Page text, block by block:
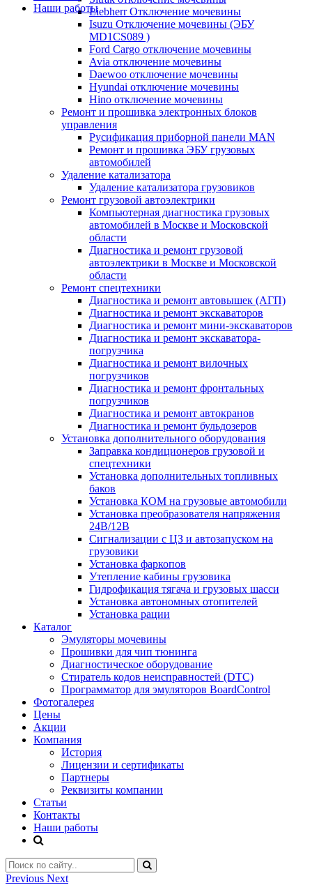
Наши работыLiebherr Отключение мочевины
Isuzu Отключение мочевины (ЭБУ
MD1CS089 )
Ford Cargo отключение мочевины
Avia отключение мочевины
Daewoo отключение мочевины
Hyundai отключение мочевины
Hino отключение мочевины
Ремонт и прошивка электронных блоков
управления
Русификация приборной панели MAN
Ремонт и прошивка ЭБУ грузовых
автомобилей
Удаление катализатора
Удаление катализатора грузовиков
Ремонт грузовой автоэлектрики
Компьютерная диагностика грузовых
автомобилей в Москве и Московской
области
Диагностика и ремонт грузовой
автоэлектрики в Москве и Московской
области
Ремонт спецтехники
Диагностика и ремонт автовышек (АГП)
Диагностика и ремонт экскаваторов
Диагностика и ремонт мини-экскаваторов
Диагностика и ремонт экскаватора-
погрузчика
Диагностика и ремонт вилочных
погрузчиков
Диагностика и ремонт фронтальных
погрузчиков
Диагностика и ремонт автокранов
Диагностика и ремонт бульдозеров
Установка дополнительного оборудования
Заправка кондиционеров грузовой и
спецтехники
Установка дополнительных топливных
баков
Установка КОМ на грузовые автомобили
Установка преобразователя напряжения
24В/12В
Сигнализации с ЦЗ и автозапуском на
грузовики
Установка фаркопов
Утепление кабины грузовика
Гидрофикация тягача и грузовых шасси
Установка автономных отопителей
Установка рации
Каталог
Эмуляторы мочевины
Прошивки для чип тюнинга
Диагностическое оборудование
Стиратель кодов неисправностей (DTC)
Программатор для эмуляторов BoardControl
Фотогалерея
Цены
Акции
Компания
История
Лицензии и сертификаты
Партнеры
Реквизиты компании
Статьи
Контакты
Наши работы
Previous Next